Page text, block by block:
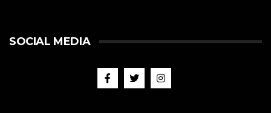
SOCIAL MEDIA